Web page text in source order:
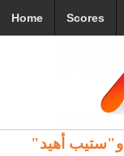
Home Scores
و"ستيب أهيد"